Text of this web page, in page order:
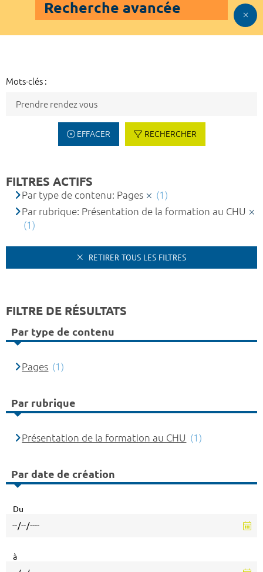
Recherche avancée
Mots-clés :
EFFACER RECHERCHER
FILTRES ACTIFS
Par type de contenu: Pages
(1)
Par rubrique: Présentation de la formation au CHU
(1)
RETIRER TOUS LES FILTRES
FILTRE DE RÉSULTATS
Par type de contenu
Pages (1)
Par rubrique
Présentation de la formation au CHU (1)
Par date de création
Du
à